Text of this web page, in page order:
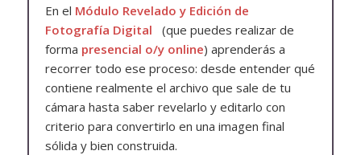
En el Módulo Revelado y Edición de
Fotografía Digital
(que puedes realizar de
forma presencial o/y online) aprenderás a
recorrer todo ese proceso: desde entender qué
contiene realmente el archivo que sale de tu
cámara hasta saber revelarlo y editarlo con
criterio para convertirlo en una imagen final
sólida y bien construida.